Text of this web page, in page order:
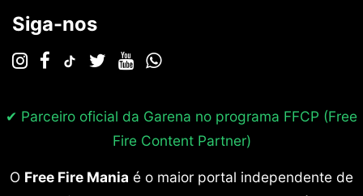
Siga-nos
✔ Parceiro oficial da Garena no programa FFCP (Free
Fire Content Partner)
O Free Fire Mania é o maior portal independente de